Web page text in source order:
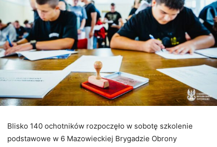
Blisko 140 ochotników rozpoczęło w sobotę szkolenie
podstawowe w 6 Mazowieckiej Brygadzie Obrony